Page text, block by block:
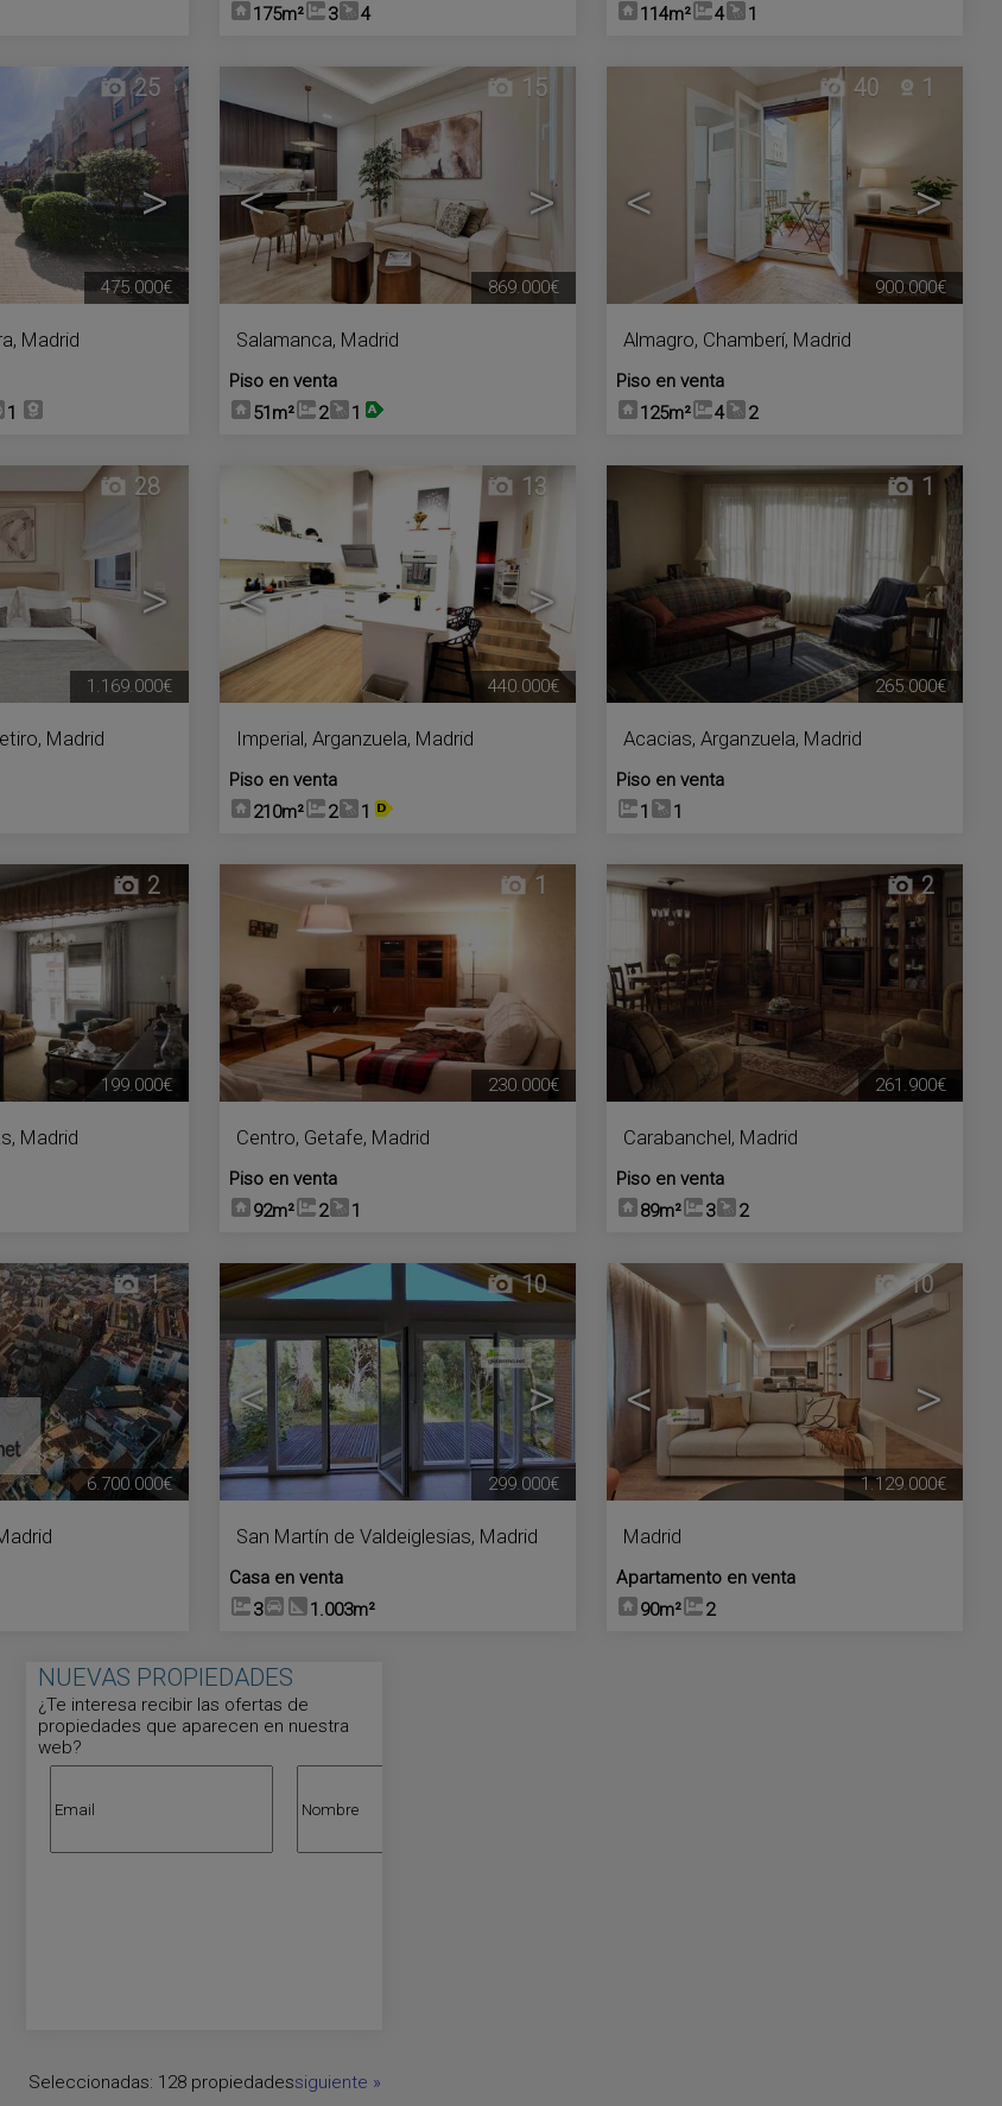
175m²
3 4
114m²
4 1
>
25
, Madrid
1
475.000€
< >
15
Salamanca, Madrid
Piso en venta
51m²
2 1
869.000€
< >
40 1
Almagro, Chamberí, Madrid
Piso en venta
125m²
4 2
900.000€
>
28
, Madrid
1.169.000€
< >
13
Imperial, Arganzuela, Madrid
Piso en venta
210m²
2 1
440.000€
1
Acacias, Arganzuela, Madrid
Piso en venta
1
1
265.000€
2
, Madrid
199.000€
1
Centro, Getafe, Madrid
Piso en venta
92m²
2 1
230.000€
2
Carabanchel, Madrid
Piso en venta
89m²
3 2
261.900€
1
6.700.000€
< >
10
San Martín de Valdeiglesias, Madrid
Casa en venta
3
1.003m²
299.000€
< >
10
Madrid
Apartamento en venta
90m²
2
1.129.000€
NUEVAS PROPIEDADES
¿Te interesa recibir las ofertas de
propiedades que aparecen en nuestra
web?
Seleccionadas: 128 propiedadessiguiente »